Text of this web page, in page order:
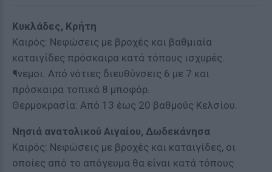
Κυκλάδες, Κρήτη
Καιρός: Νεφώσεις με βροχές και βαθμιαία
καταιγίδες πρόσκαιρα κατά τόπους ισχυρές.
¶νεμοι: Από νότιες διευθύνσεις 6 με 7 και
πρόσκαιρα τοπικά 8 μποφόρ.
Θερμοκρασία: Από 13 έως 20 βαθμούς Κελσίου.
Νησιά ανατολικού Αιγαίου, Δωδεκάνησα
Καιρός: Νεφώσεις με βροχές και καταιγίδες, οι
οποίες από το απόγευμα θα είναι κατά τόπους